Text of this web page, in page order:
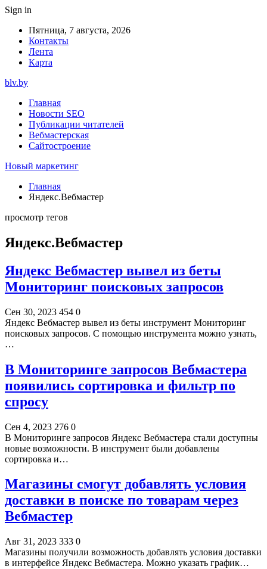
Sign in
Пятница, 7 августа, 2026
Контакты
Лента
Карта
blv.by
Главная
Новости SEO
Публикации читателей
Вебмастерская
Сайтостроение
Новый маркетинг
Главная
Яндекс.Вебмастер
просмотр тегов
Яндекс.Вебмастер
Яндекс Вебмастер вывел из беты
Мониторинг поисковых запросов
Сен 30, 2023 454 0
Яндекс Вебмастер вывел из беты инструмент Мониторинг
поисковых запросов. С помощью инструмента можно узнать,
…
В Мониторинге запросов Вебмастера
появились сортировка и фильтр по
спросу
Сен 4, 2023 276 0
В Мониторинге запросов Яндекс Вебмастера стали доступны
новые возможности. В инструмент были добавлены
сортировка и…
Магазины смогут добавлять условия
доставки в поиске по товарам через
Вебмастер
Авг 31, 2023 333 0
Магазины получили возможность добавлять условия доставки
в интерфейсе Яндекс Вебмастера. Можно указать график…